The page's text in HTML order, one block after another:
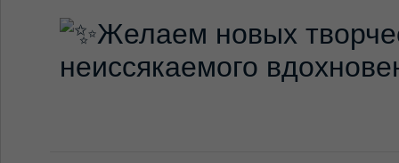
Желаем новых
неиссякаемого